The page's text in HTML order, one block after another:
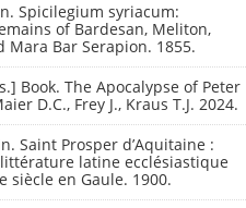
Spicilegium syriacum:
of Bardesan, Meliton,
Mara Bar Serapion. 1855.
Book. The Apocalypse of Peter
D.C., Frey J., Kraus T.J. 2024.
Saint Prosper d’Aquitaine :
latine ecclésiastique
siècle en Gaule. 1900.